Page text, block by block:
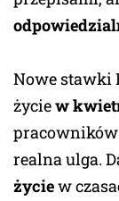
Nowe stawki
życiew
pracowników
realna ulga.
życiew